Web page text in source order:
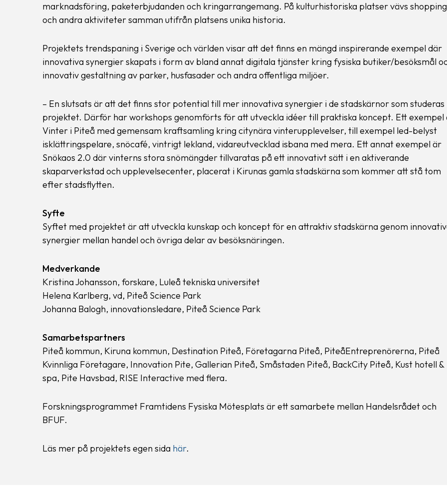
marknadsföring, paketerbjudanden och kringarrangemang. På kulturhistoriska platser vävs shopping
och andra aktiviteter samman utifrån platsens unika historia.
Projektets trendspaning i Sverige och världen visar att det finns en mängd inspirerande exempel där
innovativa synergier skapats i form av bland annat digitala tjänster kring fysiska butiker/besöksmål
innovativ gestaltning av parker, husfasader och andra offentliga miljöer.
– En slutsats är att det finns stor potential till mer innovativa synergier i de stadskärnor som studeras
projektet. Därför har workshops genomförts för att utveckla idéer till praktiska koncept. Ett exempel
Vinter i Piteå med gemensam kraftsamling kring citynära vinterupplevelser, till exempel led-belyst
isklättringspelare, snöcafé, vintrigt lekland, vidareutvecklad isbana med mera. Ett annat exempel är
Snökaos 2.0 där vinterns stora snömängder tillvaratas på ett innovativt sätt i en aktiverande
skaparverkstad och upplevelsecenter, placerat i Kirunas gamla stadskärna som kommer att stå tom
efter stadsflytten.
Syfte
Syftet med projektet är att utveckla kunskap och koncept för en attraktiv stadskärna genom
synergier mellan handel och övriga delar av besöksnäringen.
Medverkande
Kristina Johansson, forskare, Luleå tekniska universitet
Helena Karlberg, vd, Piteå Science Park
Johanna Balogh, innovationsledare, Piteå Science Park
Samarbetspartners
Piteå kommun, Kiruna kommun, Destination Piteå, Företagarna Piteå, PiteåEntreprenörerna, Piteå
Kvinnliga Företagare, Innovation Pite, Gallerian Piteå, Småstaden Piteå, BackCity Piteå, Kust hotell &
spa, Pite Havsbad, RISE Interactive med flera.
Forskningsprogrammet Framtidens Fysiska Mötesplats är ett samarbete mellan Handelsrådet och
BFUF.
Läs mer på projektets egen sida här.